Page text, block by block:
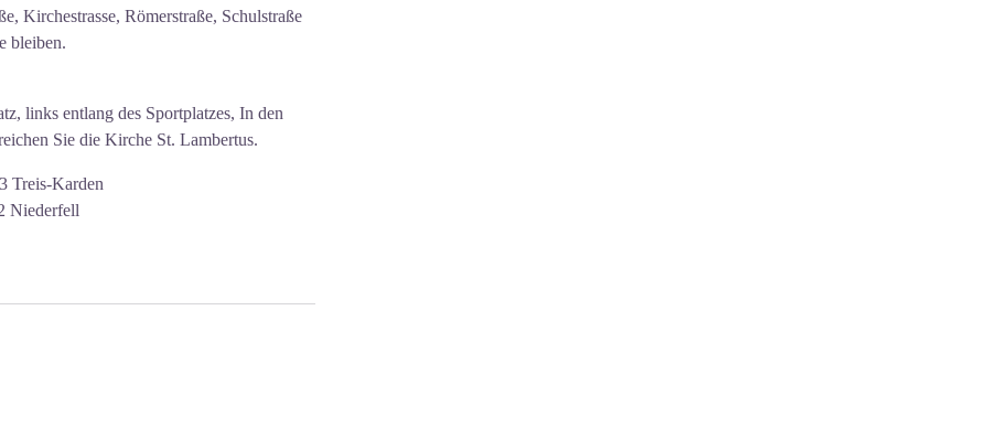
Kirchestrasse, Römerstraße, Schulstraße
bleiben.
links entlang des Sportplatzes, In den
Sie die Kirche St. Lambertus.
Treis-Karden
Niederfell